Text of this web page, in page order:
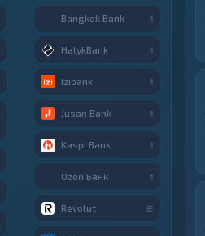
Bangkok Bank 1
HalykBank 1
Izibank 1
Jusan Bank 1
Kaspi Bank 1
Ozon Банк 1
Revolut 2